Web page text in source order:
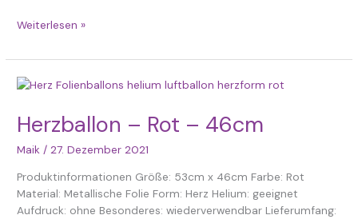
Weiterlesen »
Herzballon – Rot – 46cm
Maik/27. Dezember 2021
Produktinformationen Größe: 53cm x 46cm Farbe: Rot
Material: Metallische Folie Form: Herz Helium: geeignet
Aufdruck: ohne Besonderes: wiederverwendbar Lieferumfang:
Herzballon
Rot
–
46cm